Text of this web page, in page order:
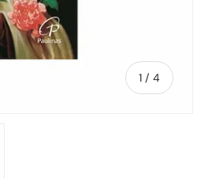
1 /de
4
de galería
4 en la vista de galería